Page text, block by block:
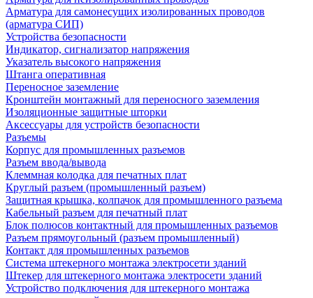
Арматура для самонесущих изолированных проводов
(арматура СИП)
Устройства безопасности
Индикатор, сигнализатор напряжения
Указатель высокого напряжения
Штанга оперативная
Переносное заземление
Кронштейн монтажный для переносного заземления
Изоляционные защитные шторки
Аксессуары для устройств безопасности
Разъемы
Корпус для промышленных разъемов
Разъем ввода/вывода
Клеммная колодка для печатных плат
Круглый разъем (промышленный разъем)
Защитная крышка, колпачок для промышленного разъема
Кабельный разъем для печатный плат
Блок полюсов контактный для промышленных разъемов
Разъем прямоугольный (разъем промышленный)
Контакт для промышленных разъемов
Система штекерного монтажа электросети зданий
Штекер для штекерного монтажа электросети зданий
Устройство подключения для штекерного монтажа